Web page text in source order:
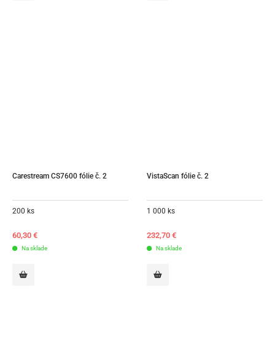
Carestream CS7600 fólie č. 2
200 ks
60,30 €
Na sklade
VistaScan fólie č. 2
1 000 ks
232,70 €
Na sklade